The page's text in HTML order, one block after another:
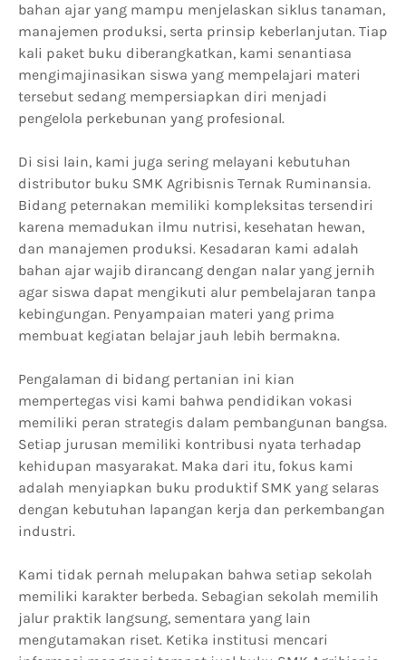
bahan ajar yang mampu menjelaskan siklus tanaman,
manajemen produksi, serta prinsip keberlanjutan. Tiap
kali paket buku diberangkatkan, kami senantiasa
mengimajinasikan siswa yang mempelajari materi
tersebut sedang mempersiapkan diri menjadi
pengelola perkebunan yang profesional.
Di sisi lain, kami juga sering melayani kebutuhan
distributor buku SMK Agribisnis Ternak Ruminansia.
Bidang peternakan memiliki kompleksitas tersendiri
karena memadukan ilmu nutrisi, kesehatan hewan,
dan manajemen produksi. Kesadaran kami adalah
bahan ajar wajib dirancang dengan nalar yang jernih
agar siswa dapat mengikuti alur pembelajaran tanpa
kebingungan. Penyampaian materi yang prima
membuat kegiatan belajar jauh lebih bermakna.
Pengalaman di bidang pertanian ini kian
mempertegas visi kami bahwa pendidikan vokasi
memiliki peran strategis dalam pembangunan bangsa.
Setiap jurusan memiliki kontribusi nyata terhadap
kehidupan masyarakat. Maka dari itu, fokus kami
adalah menyiapkan buku produktif SMK yang selaras
dengan kebutuhan lapangan kerja dan perkembangan
industri.
Kami tidak pernah melupakan bahwa setiap sekolah
memiliki karakter berbeda. Sebagian sekolah memilih
jalur praktik langsung, sementara yang lain
mengutamakan riset. Ketika institusi mencari